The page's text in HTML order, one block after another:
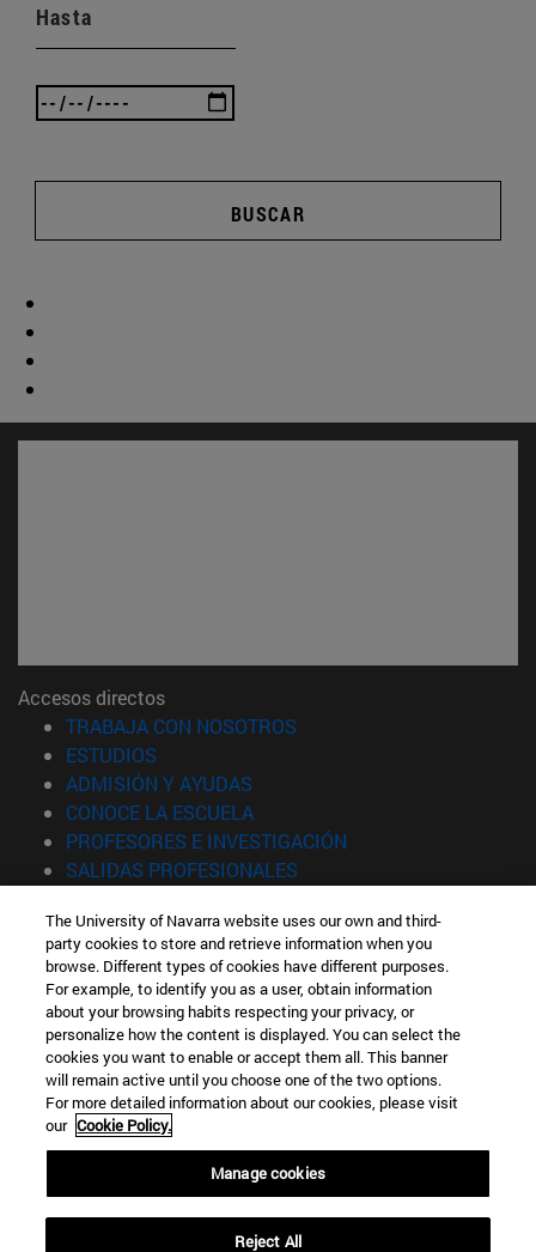
Hasta
BUSCAR
Accesos directos
TRABAJA CON NOSOTROS
ESTUDIOS
ADMISIÓN Y AYUDAS
CONOCE LA ESCUELA(abre en nueva ventana)
PROFESORES E INVESTIGACIÓN
SALIDAS PROFESIONALES
Información
TFNO +34 943 21 98 77
¿QUÉ GRADO TE INTERESA?
¿QUÉ MÁSTER TE INTERESA?
© Universidad de Navarra
Información legal
Accesibilidad
Configuración de cookies
Localizador de campus
The University of Navarra website uses our own and third-
party cookies to store and retrieve information when you
browse. Different types of cookies have different purposes.
For example, to identify you as a user, obtain information
about your browsing habits respecting your privacy, or
personalize how the content is displayed. You can select the
cookies you want to enable or accept them all. This banner
will remain active until you choose one of the two options.
For more detailed information about our cookies, please visit
our Cookie Policy.
Manage cookies
Reject All